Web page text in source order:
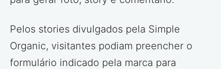
Pelos stories divulgados pela Simple
Organic, visitantes podiam preencher o
formulário indicado pela marca para